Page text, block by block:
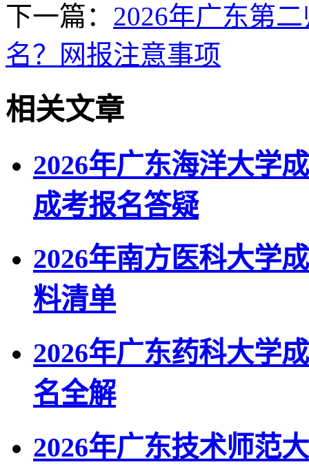
下一篇： 2026年广东第
名？网报注意事项
相关文章
2026年广东海洋大学
成考报名答疑
2026年南方医科大学
料清单
2026年广东药科大学
名全解
2026年广东技术师范